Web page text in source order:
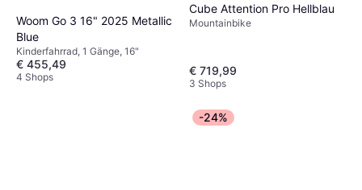
Woom Go 3 16" 2025 Metallic
Blue
Kinderfahrrad, 1 Gänge, 16"
€ 455,49
4 Shops
Cube Attention Pro Hellblau
Mountainbike
€ 719,99
3 Shops
-24%